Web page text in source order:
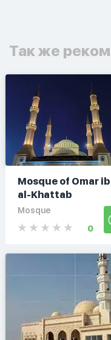
Так же
Mosque of Omar
al-Khattab
Mosque
0